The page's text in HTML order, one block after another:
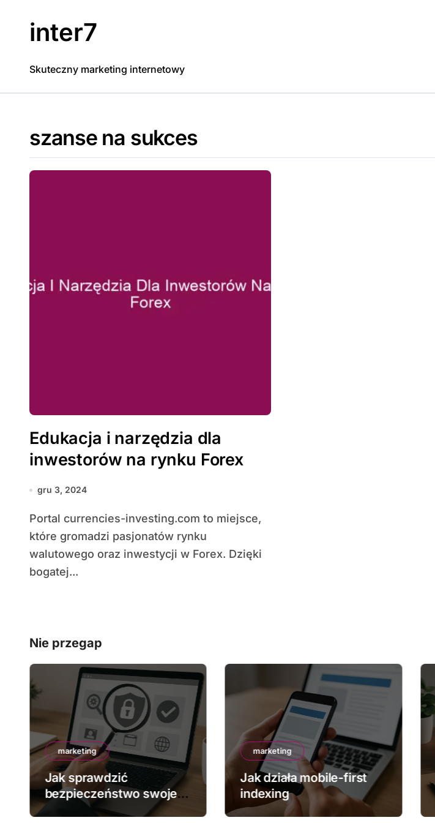
inter7
Skuteczny marketing internetowy
szanse na sukces
Edukacja i narzędzia dla
inwestorów na rynku Forex
gru 3, 2024
Portal currencies-investing.com to miejsce,
które gromadzi pasjonatów rynku
walutowego oraz inwestycji w Forex. Dzięki
bogatej...
Nie przegap
marketing
Jak sprawdzić
bezpieczeństwo swojej
strony
marketing
Jak działa mobile-first
indexing